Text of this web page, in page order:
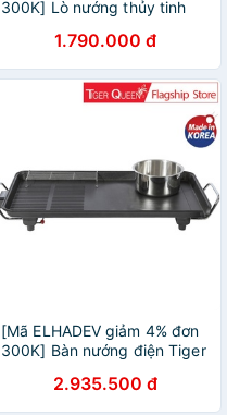
300K] Lò nướng thủy tinh
1.790.000 đ
[Mã ELHADEV giảm 4% đơn
300K] Bàn nướng điện Tiger
tại Hàn Quốc - Hàng chính
hãng
2.935.500 đ